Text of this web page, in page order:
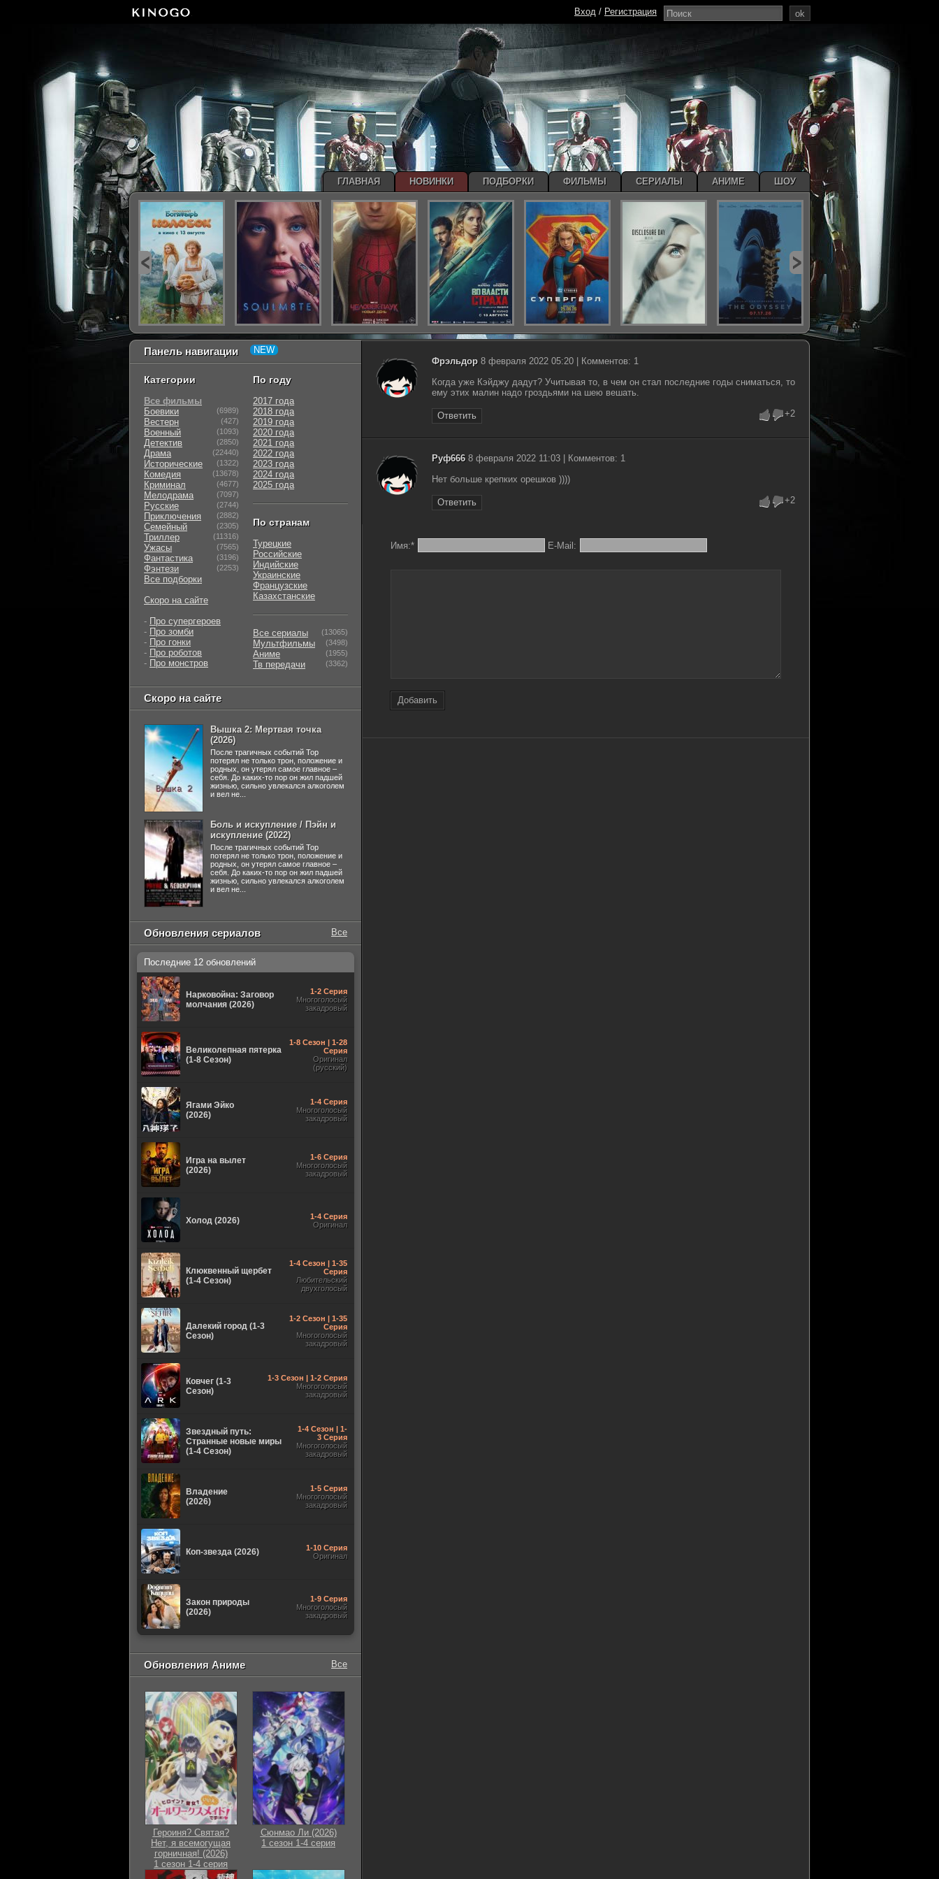
Фрэльдор 8 февраля 2022 05:20 | Комментов: 1
Когда уже Кэйджу дадут? Учитывая то, в чем он стал последние годы сниматься, то
ему этих малин надо гроздьями на шею вешать.
Ответить +2
Руф6668 февраля 2022 11:03 | Комментов: 1
Нет больше крепких орешков ))))
Ответить +2
Имя:* E-Mail:
Добавить
Панель навигации
Категории
Все фильмы
Боевики
(6989)
Вестерн (427)
Военный (1093)
Детектив (2850)
Драма (22440)
Исторические (1322)
Комедия (13678)
Криминал (4677)
Мелодрама (7097)
Русские (2744)
Приключения (2882)
Семейный (2305)
Триллер (11316)
Ужасы (7565)
Фантастика (3196)
Фэнтези (2253)
Все подборки
Скоро на сайте
- Про супергероев
- Про зомби
- Про гонки
- Про роботов
- Про монстров
По году
2017 года
2018 года
2019 года
2020 года
2021 года
2022 года
2023 года
2024 года
2025 года
По странам
Турецкие
Российские
Индийские
Украинские
Французские
Казахстанские
Все сериалы (13065)
Мультфильмы (3498)
Аниме (1955)
Тв передачи (3362)
Скоро на сайте
Вышка 2: Мертвая точка
(2026)
После трагичных событий Тор
потерял не только трон, положение и
родных, он утерял самое главное –
себя. До каких-то пор он жил падшей
жизнью, сильно увлекался алкоголем
и вел не...
Боль и искупление / Пэйн и
искупление (2022)
После трагичных событий Тор
потерял не только трон, положение и
родных, он утерял самое главное –
себя. До каких-то пор он жил падшей
жизнью, сильно увлекался алкоголем
и вел не...
Обновления сериалов Все
Последние 12 обновлений
Нарковойна: Заговор
молчания (2026)
1-2 Серия
Многоголосый
закадровый
Великолепная пятерка
(1-8 Сезон)
1-8 Сезон | 1-28
Серия
Оригинал
(русский)
Ягами Эйко
(2026)
1-4 Серия
Многоголосый
закадровый
Игра на вылет
(2026)
1-6 Серия
Многоголосый
закадровый
Холод (2026)
1-4 Серия
Оригинал
Клюквенный щербет
(1-4 Сезон)
1-4 Сезон | 1-35
Серия
Любительский
двухголосый
Далекий город (1-3
Сезон)
1-2 Сезон | 1-35
Серия
Многоголосый
закадровый
Ковчег (1-3
Сезон)
1-3 Сезон | 1-2 Серия
Многоголосый
закадровый
Звездный путь:
Странные новые миры
(1-4 Сезон)
1-4 Сезон | 1-
3 Серия
Многоголосый
закадровый
Владение
(2026)
1-5 Серия
Многоголосый
закадровый
Коп-звезда (2026)
1-10 Серия
Оригинал
Закон природы
(2026)
1-9 Серия
Многоголосый
закадровый
Обновления Аниме Все
Героиня? Святая?
Нет, я всемогущая
горничная! (2026)
1 сезон 1-4 серия
Сюнмао Ли (2026)
1 сезон 1-4 серия
ok
Вход / Регистрация
ГЛАВНАЯ НОВИНКИ ПОДБОРКИ ФИЛЬМЫ СЕРИАЛЫ АНИМЕ ШОУ